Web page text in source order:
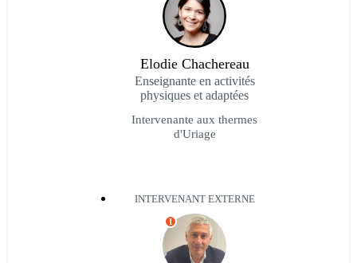
Elodie Chachereau
Enseignante en activités
physiques et adaptées
Intervenante aux thermes
d'Uriage
INTERVENANT EXTERNE
I